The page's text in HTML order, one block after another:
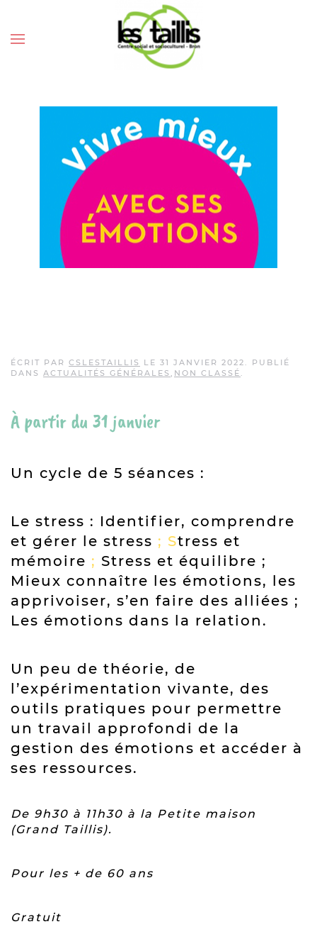
ÉCRIT PAR CSLESTAILLIS LE 31 JANVIER 2022 . PUBLIÉ
DANS ACTUALITÉS GÉNÉRALES, NON CLASSÉ .
À partir du 31 janvier
Un cycle de 5 séances :
Le stress : Identifier, comprendre
et gérer le stress ; Stress et
mémoire ; Stress et équilibre ;
Mieux connaître les émotions, les
apprivoiser, s’en faire des alliées ;
Les émotions dans la relation.
Un peu de théorie, de
l’expérimentation vivante, des
outils pratiques pour permettre
un travail approfondi de la
gestion des émotions et accéder à
ses ressources.
De 9h30 à 11h30 à la Petite maison
(Grand Taillis).
Pour les + de 60 ans
Gratuit